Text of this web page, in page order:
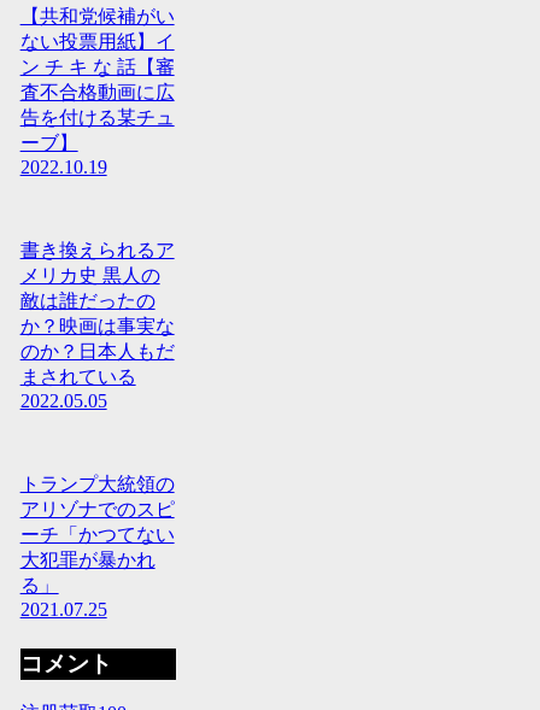
【共和党候補がい
ない投票用紙】イ
ン チ キ な 話【審
査不合格動画に広
告を付ける某チュ
ーブ】
2022.10.19
書き換えられるア
メリカ史 黒人の
敵は誰だったの
か？映画は事実な
のか？日本人もだ
まされている
2022.05.05
トランプ大統領の
アリゾナでのスピ
ーチ「かつてない
大犯罪が暴かれ
る」
2021.07.25
コメント